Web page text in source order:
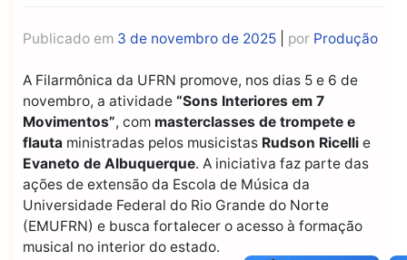
Publicado em 3 de novembro de 2025 por Produção
A Filarmônica da UFRN promove, nos dias 5 e 6 de
novembro, a atividade “Sons Interiores em 7
Movimentos”, com masterclasses de trompete e
flauta ministradas pelos musicistas Rudson Ricelli e
Evaneto de Albuquerque. A iniciativa faz parte das
ações de extensão da Escola de Música da
Universidade Federal do Rio Grande do Norte
(EMUFRN) e busca fortalecer o acesso à formação
musical no interior do estado.